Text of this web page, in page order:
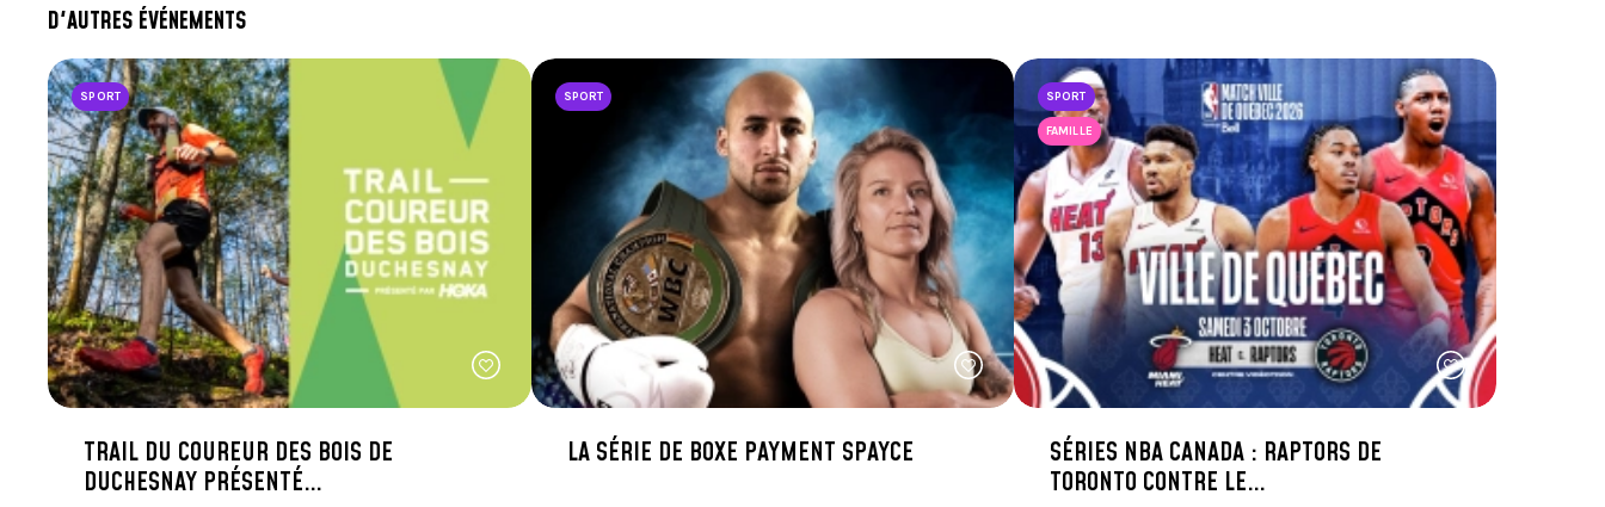
D'AUTRES ÉVÉNEMENTS
SPORT
TRAIL DU COUREUR DES BOIS DE
DUCHESNAY PRÉSENTÉ…
SPORT
LA SÉRIE DE BOXE PAYMENT SPAYCE
SPORT
FAMILLE
SÉRIES NBA CANADA : RAPTORS DE
TORONTO CONTRE LE…